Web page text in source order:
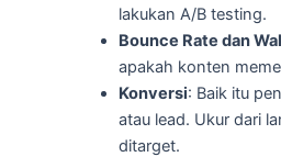
lakukan A/B testing.
Bounce Rate dan
apakah konten
Konversi: Baik itu
atau lead. Ukur dari
ditarget.